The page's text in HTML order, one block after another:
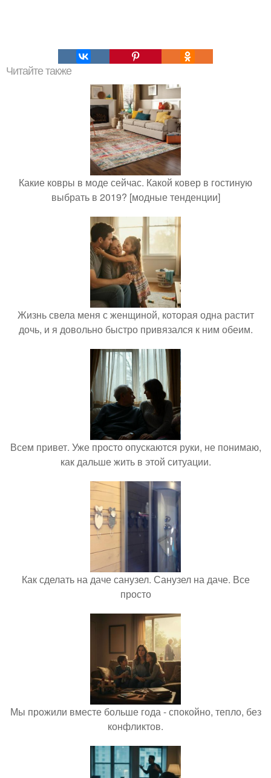
Читайте также
Какие ковры в моде сейчас. Какой ковер в гостиную
выбрать в 2019? [модные тенденции]
Жизнь свела меня с женщиной, которая одна растит
дочь, и я довольно быстро привязался к ним обеим.
Всем привет. Уже просто опускаются руки, не понимаю,
как дальше жить в этой ситуации.
Как сделать на даче санузел. Санузел на даче. Все
просто
Мы прожили вместе больше года - спокойно, тепло, без
конфликтов.